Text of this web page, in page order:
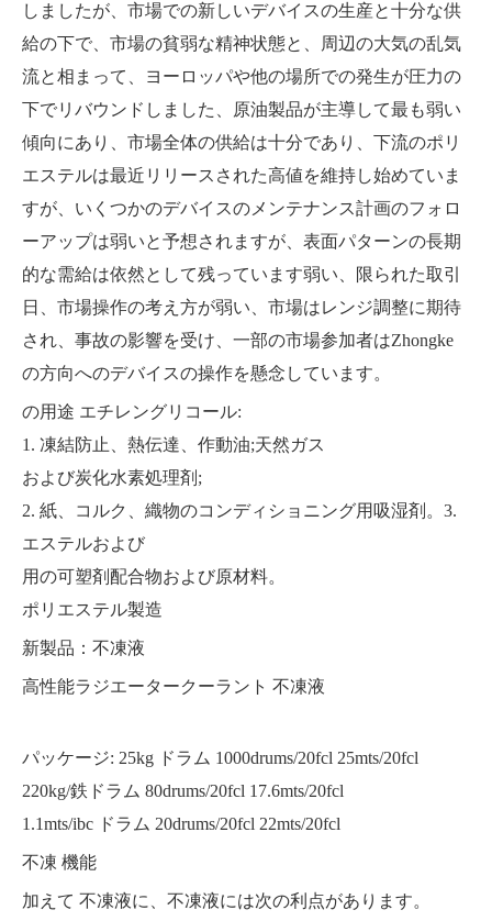
しましたが、市場での新しいデバイスの生産と十分な供
給の下で、市場の貧弱な精神状態と、周辺の大気の乱気
流と相まって、ヨーロッパや他の場所での発生が圧力の
下でリバウンドしました、原油製品が主導して最も弱い
傾向にあり、市場全体の供給は十分であり、下流のポリ
エステルは最近リリースされた高値を維持し始めていま
すが、いくつかのデバイスのメンテナンス計画のフォロ
ーアップは弱いと予想されますが、表面パターンの長期
的な需給は依然として残っています弱い、限られた取引
日、市場操作の考え方が弱い、市場はレンジ調整に期待
され、事故の影響を受け、一部の市場参加者はZhongke
の方向へのデバイスの操作を懸念しています。
の用途 エチレングリコール:
1. 凍結防止、熱伝達、作動油;天然ガス
および炭化水素処理剤;
2. 紙、コルク、織物のコンディショニング用吸湿剤。3.
エステルおよび
用の可塑剤配合物および原材料。
ポリエステル製造
新製品：不凍液
高性能ラジエータークーラント 不凍液
パッケージ: 25kg ドラム 1000drums/20fcl 25mts/20fcl
220kg/鉄ドラム 80drums/20fcl 17.6mts/20fcl
1.1mts/ibc ドラム 20drums/20fcl 22mts/20fcl
不凍 機能
加えて 不凍液に 、不凍液には次の利点があります。